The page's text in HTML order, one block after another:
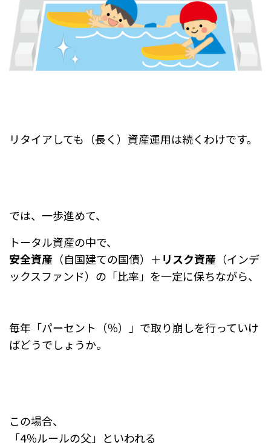
リタイアしても（長く）資産運用は続くわけです。
では、一歩進めて、
トータル資産の中で、
安全資産 （自国建ての国債）＋ リスク資産 （インデ
ックスファンド）の「比率」を一定に保ちながら、
毎年「パーセント（％）」で取り崩しを行っていけ
ばどうでしょうか。
この場合、
「4％ルールの父」といわれる